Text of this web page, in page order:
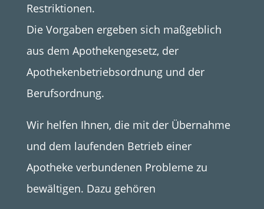
Restriktionen.
Die Vorgaben ergeben sich maßgeblich
aus dem Apothekengesetz, der
Apothekenbetriebsordnung und der
Berufsordnung.
Wir helfen Ihnen, die mit der Übernahme
und dem laufenden Betrieb einer
Apotheke verbundenen Probleme zu
bewältigen. Dazu gehören